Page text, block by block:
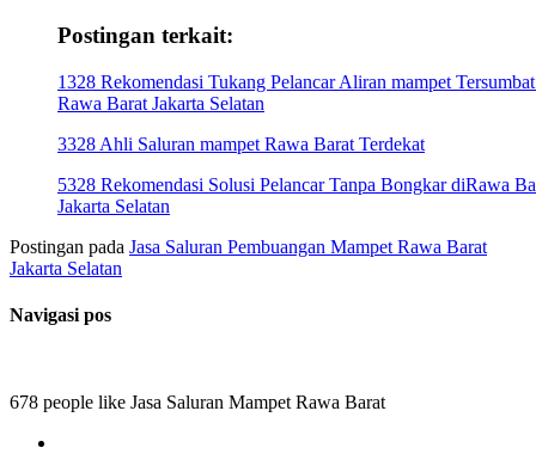
Postingan terkait:
1328 Rekomendasi Tukang Pelancar Aliran mampet
Rawa Barat Jakarta Selatan
3328 Ahli Saluran mampet Rawa Barat Terdekat
5328 Rekomendasi Solusi Pelancar Tanpa Bongkar diRawa
Jakarta Selatan
Postingan pada Jasa Saluran Pembuangan Mampet Rawa Barat
Jakarta Selatan
Navigasi pos
678 people like Jasa Saluran Mampet Rawa Barat